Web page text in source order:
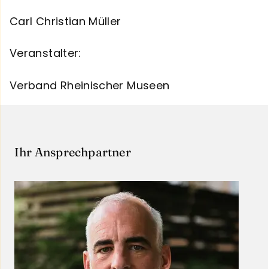
Carl Christian Müller
Veranstalter:
Verband Rheinischer Museen
Ihr Ansprechpartner